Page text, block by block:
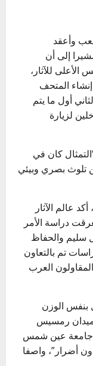
وأعقد
إلى أن
للآثار،
المتحف
أول ما يتم
لزيارة
كان في
تلوث بصري وبيئي
التمثال الذي يزن 83 طنا، أكد عالم الآثار
دراسة الأمر
سليم والحفاظ
تم بالتعاون
العرب
بنفس الوزن
ميدان رمسيس
جامعة عين شمس
أضرار”، واصفا